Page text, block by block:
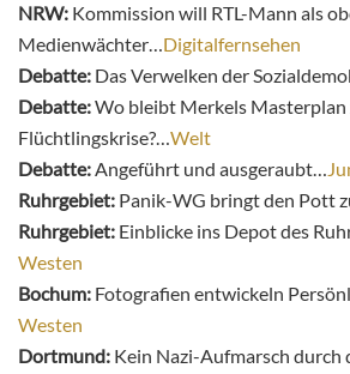
NRW: Kommission will RTL-Mann als
Medienwächter…Digitalfernsehen
Debatte: Das Verwelken der
Debatte:Wo bleibt Merkels Masterplan
Flüchtlingskrise?…Welt
Debatte:Angeführt und ausgeraubt…
Ruhrgebiet: Panik-WG bringt den Pott
Ruhrgebiet: Einblicke ins Depot des
Westen
Bochum: Fotografien entwickeln
Westen
Dortmund: Kein Nazi-Aufmarsch